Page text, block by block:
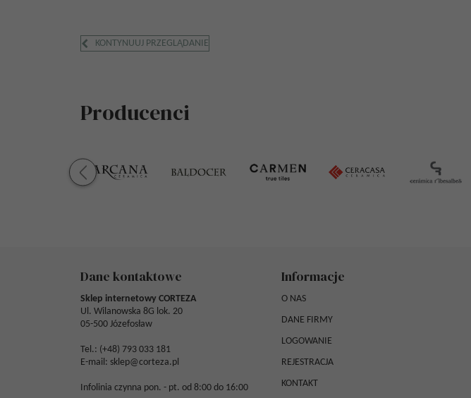
KONTYNUUJ PRZEGLĄDANIE
Producenci
Dane kontaktowe
Sklep internetowy CORTEZA
Ul. Wilanowska 8G lok. 20
05-500 Józefosław
Tel.: (+48) 793 033 181
E-mail: sklep@corteza.pl
Infolinia czynna pon. - pt. od 8:00 do 16:00
Informacje
O NAS
DANE FIRMY
LOGOWANIE
REJESTRACJA
KONTAKT